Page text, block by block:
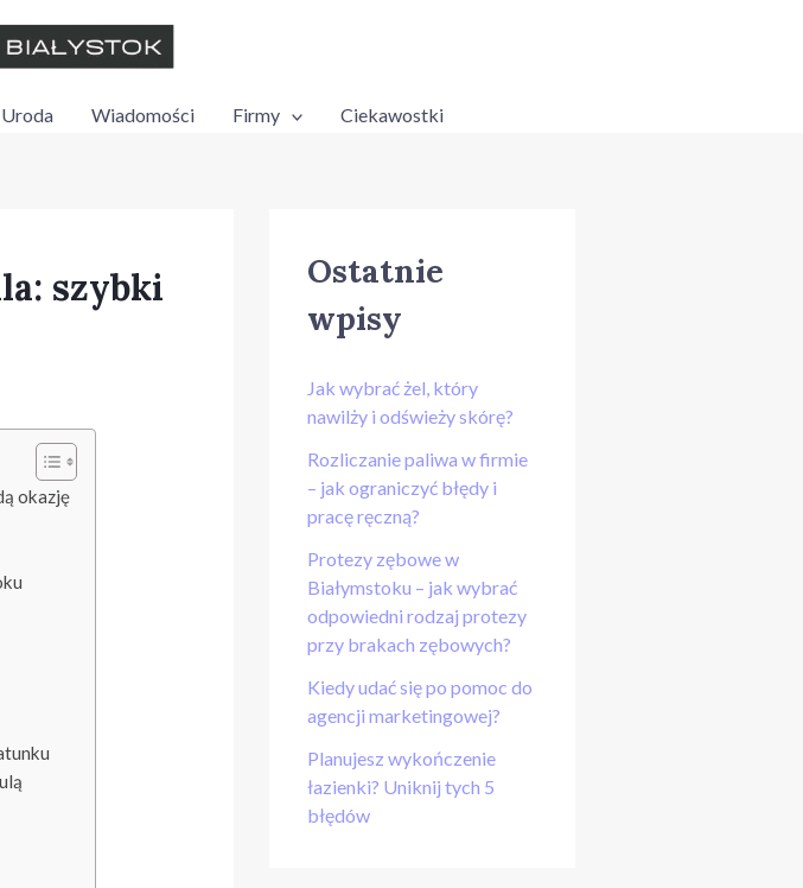
Uroda Wiadomości Firmy Ciekawostki
szybki
okazję
Ostatnie
wpisy
Jak wybrać żel, który
nawilży i odświeży skórę?
Rozliczanie paliwa w firmie
– jak ograniczyć błędy i
pracę ręczną?
Protezy zębowe w
Białymstoku – jak wybrać
odpowiedni rodzaj protezy
przy brakach zębowych?
Kiedy udać się po pomoc do
agencji marketingowej?
Planujesz wykończenie
łazienki? Uniknij tych 5
błędów